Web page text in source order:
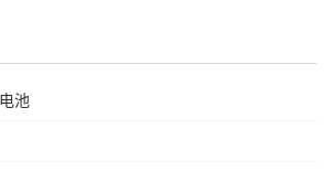
池